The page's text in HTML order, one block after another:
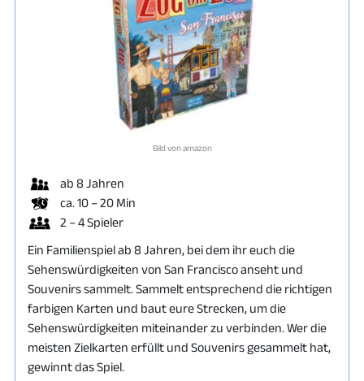
Bild von amazon
ab 8 Jahren
ca. 10 – 20 Min
2 – 4 Spieler
Ein Familienspiel ab 8 Jahren, bei dem ihr euch die
Sehenswürdigkeiten von San Francisco anseht und
Souvenirs sammelt. Sammelt entsprechend die richtigen
farbigen Karten und baut eure Strecken, um die
Sehenswürdigkeiten miteinander zu verbinden. Wer die
meisten Zielkarten erfüllt und Souvenirs gesammelt hat,
gewinnt das Spiel.